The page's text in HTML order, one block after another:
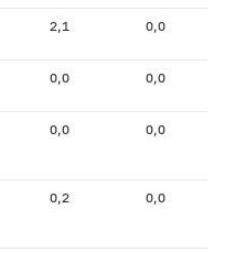
2,1 0,0
0,0 0,0
0,0 0,0
0,2 0,0